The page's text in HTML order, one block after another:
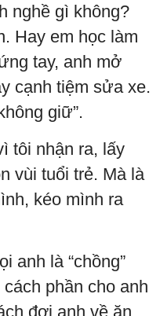
nghề gì không?
Hay em học làm
tay, anh mở
cạnh tiệm sửa xe.
giữ”.
tôi nhận ra, lấy
vùi tuổi trẻ. Mà là
kéo mình ra
anh là “chồng”
phần cho anh
đợi anh về ăn